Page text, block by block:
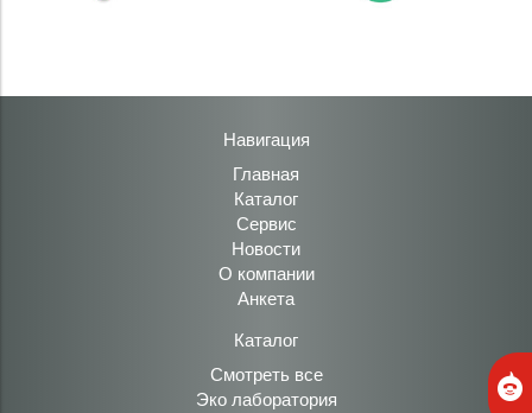
Навигация
Главная
Каталог
Сервис
Новости
О компании
Анкета
Каталог
Смотреть все
Эко лаборатория